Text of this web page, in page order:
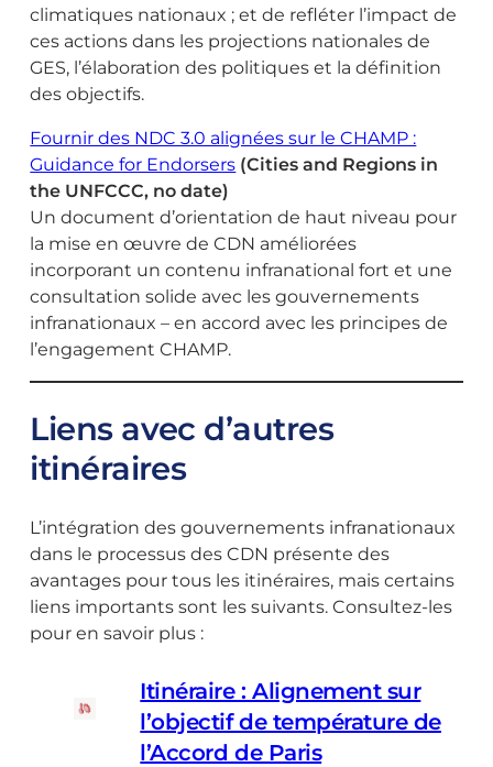
climatiques nationaux ; et de refléter l’impact de
ces actions dans les projections nationales de
GES, l’élaboration des politiques et la définition
des objectifs.
Fournir des NDC 3.0 alignées sur le CHAMP :
Guidance for Endorsers (Cities and Regions in
the UNFCCC, no date)
Un document d’orientation de haut niveau pour
la mise en œuvre de CDN améliorées
incorporant un contenu infranational fort et une
consultation solide avec les gouvernements
infranationaux – en accord avec les principes de
l’engagement CHAMP.
Liens avec d’autres
itinéraires
L’intégration des gouvernements infranationaux
dans le processus des CDN présente des
avantages pour tous les itinéraires, mais certains
liens importants sont les suivants. Consultez-les
pour en savoir plus :
Itinéraire : Alignement sur
l’objectif de température de
l’Accord de Paris